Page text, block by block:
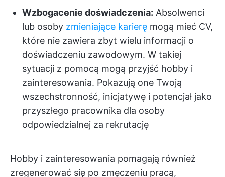
Wzbogacenie doświadczenia: Absolwenci
lub osoby zmieniające karierę mogą mieć CV,
które nie zawiera zbyt wielu informacji o
doświadczeniu zawodowym. W takiej
sytuacji z pomocą mogą przyjść hobby i
zainteresowania. Pokazują one Twoją
wszechstronność, inicjatywę i potencjał jako
przyszłego pracownika dla osoby
odpowiedzialnej za rekrutację
Hobby i zainteresowania pomagają również
zregenerować się po zmęczeniu pracą,